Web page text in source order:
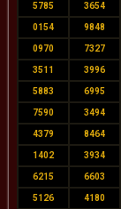
5785 3654
0154 9848
0970 7327
3511 3996
5883 6995
7590 3494
4379 8464
1402 3934
6215 6603
5126 4180